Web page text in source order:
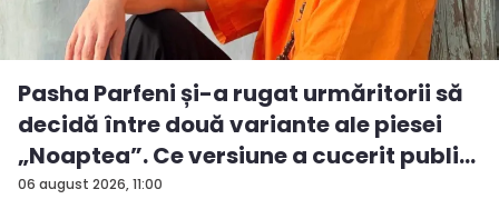
06 august 2026, 11:00
Pasha Parfeni și-a rugat urmăritorii să
decidă între două variante ale piesei
„Noaptea”. Ce versiune a cucerit publi...